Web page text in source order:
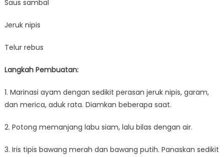
Saus sambal
Jeruk nipis
Telur rebus
Langkah Pembuatan:
1. Marinasi ayam dengan sedikit perasan jeruk nipis, garam,
dan merica, aduk rata. Diamkan beberapa saat.
2. Potong memanjang labu siam, lalu bilas dengan air.
3. Iris tipis bawang merah dan bawang putih. Panaskan sedikit